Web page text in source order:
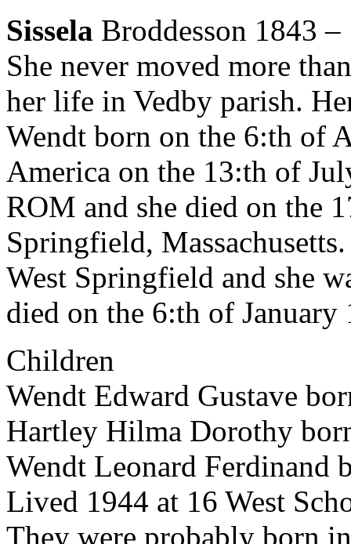
Sissela Broddesson 1843 –
She never moved more
her life in Vedby parish.
Wendt born on the 6:th of
America on the 13:th of
ROM and she died on the
Springfield,
West Springfield and she
died on the 6:th of
Children
Wendt Edward Gustave
Hartley Hilma
Wendt Leonard
Lived 1944 at 16 West
They were probably born